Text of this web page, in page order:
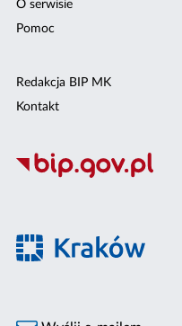
O serwisie
Pomoc
Redakcja BIP MK
Kontakt